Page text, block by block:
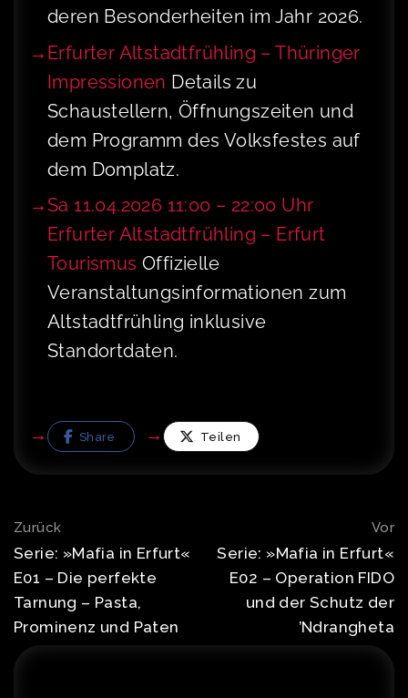
deren Besonderheiten im Jahr 2026.
Erfurter Altstadtfrühling – Thüringer
Impressionen Details zu
Schaustellern, Öffnungszeiten und
dem Programm des Volksfestes auf
dem Domplatz.
Sa 11.04.2026 11:00 – 22:00 Uhr
Erfurter Altstadtfrühling – Erfurt
Tourismus Offizielle
Veranstaltungsinformationen zum
Altstadtfrühling inklusive
Standortdaten.
Share Teilen
Post
navigation
Zurück
Serie: »Mafia in Erfurt«
E01 – Die perfekte
Tarnung – Pasta,
Prominenz und Paten
Vor
Serie: »Mafia in Erfurt«
E02 – Operation FIDO
und der Schutz der
’Ndrangheta